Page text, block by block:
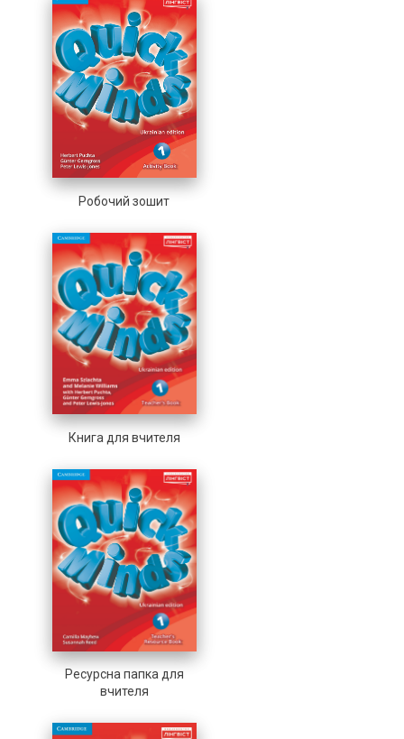
Робочий зошит
Книга для вчителя
Ресурсна папка для
вчителя